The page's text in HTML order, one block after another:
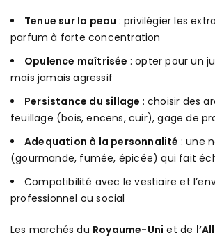
Tenue sur la peau : privilégier les
parfum à forte concentration
Opulence maîtrisée : opter pour un
mais jamais agressif
Persistance du sillage : choisir des
feuillage (bois, encens, cuir), gage de
Adequation à la personnalité : une
(gourmande, fumée, épicée) qui fait
Compatibilité avec le vestiaire et
professionnel ou social
Les marchés du Royaume-Uni et de